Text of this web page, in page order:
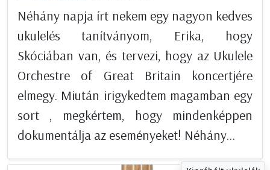
Néhány napja írt nekem egy nagyon kedves
ukulelés tanítványom, Erika, hogy
Skóciában van, és tervezi, hogy az Ukulele
Orchestre of Great Britain koncertjére
elmegy. Miután irigykedtem magamban egy
sort , megkértem, hogy mindenképpen
dokumentálja az eseményeket! Néhány...